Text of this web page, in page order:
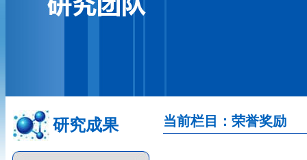
研究成果 当前栏目：荣誉奖励